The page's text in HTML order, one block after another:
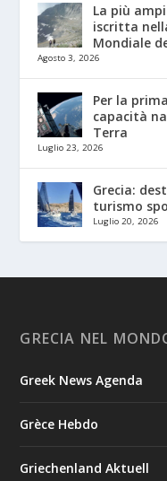
La più
iscritta
Mondiale
Agosto 3, 2026
Per la
capacità
Terra
Luglio 23, 2026
Grecia:
turismo
Luglio 20, 2026
GRECIA NEL
Greek News Agenda
Grèce Hebdo
Griechenland Aktuell